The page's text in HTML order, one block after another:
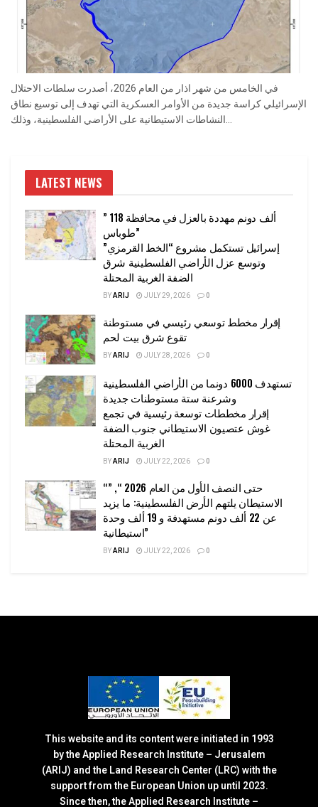
في الخامس من شهر اذار من العام 2026، أصدرت سلطات الاحتلال
الإسرائيلي كراسة جديدة من الأوامر العسكرية التي تهدف إلى توسيع نطاق
LATEST NEWS
” 118 ألف دونم مهددة بالعزل في محافظة
طوباس”
إسرائيل تستكمل مشروع “الخط القرمزي”
وتوسع عزل الأراضي الفلسطينية شرق
الضفة الغربية المحتلة
BYARIJ JULY 29, 2026 0
إقرار مخطط توسعي رئيسي في مستوطنة
تقوع شرق بيت لحم
BYARIJ JULY 28, 2026 0
تستهدف 6000 دونما من الأراضي الفلسطينية
وشرعنة ستة مستوطنات جديدة
إقرار مخططات توسعة رئيسية في تجمع
غوش عتصيون الاستيطاني جنوب الضفة
الغربية المحتلة
BYARIJ JULY 22, 2026 0
“حتى النصف الأول من العام 2026 “, ”
الاستيطان يلتهم الأرض الفلسطينية: ما يزيد
عن 22 ألف دونم مستهدفة و 19 ألف وحدة
استيطانية”
BYARIJ JULY 22, 2026 0
This website and its content were initiated in 1993
by the Applied Research Institute – Jerusalem
(ARIJ) and the Land Research Center (LRC) with the
support from the European Union up until 2023.
Since then, the Applied Research Institute –